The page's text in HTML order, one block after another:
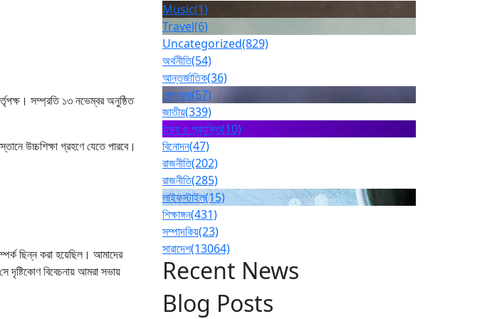
সম্প্রতি ১৩ নভেম্বর অনুষ্ঠিত
উচ্চশিক্ষা গ্রহণে যেতে পারবে।
ছিন্ন করা হয়েছিল। আমাদের
দৃষ্টিকোণ বিবেচনায় আমরা সভায়
Music(1)
Travel(6)
Uncategorized(829)
অর্থনীতি(54)
আন্তর্জাতিক(36)
খেলাধুলা(57)
জাতীয়(339)
তথ্য ও প্রযুক্তি(10)
বিনোদন(47)
রাজনীতি(202)
রাজনীতি(285)
লাইফস্টাইল(15)
শিক্ষাঙ্গন(431)
সম্পাদকিয়(23)
সারাদেশ(13064)
Recent News
Blog Posts